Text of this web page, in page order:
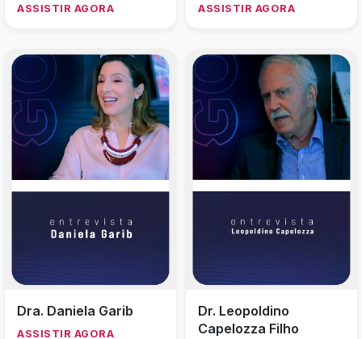
ASSISTIR AGORA ASSISTIR AGORA
Dra. Daniela Garib
ASSISTIR AGORA
Dr. Leopoldino
Capelozza Filho